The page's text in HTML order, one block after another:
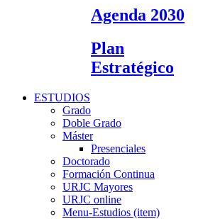
Agenda 2030
Plan
Estratégico
ESTUDIOS
Grado
Doble Grado
Máster
Presenciales
Doctorado
Formación Continua
URJC Mayores
URJC online
Menu-Estudios (item)